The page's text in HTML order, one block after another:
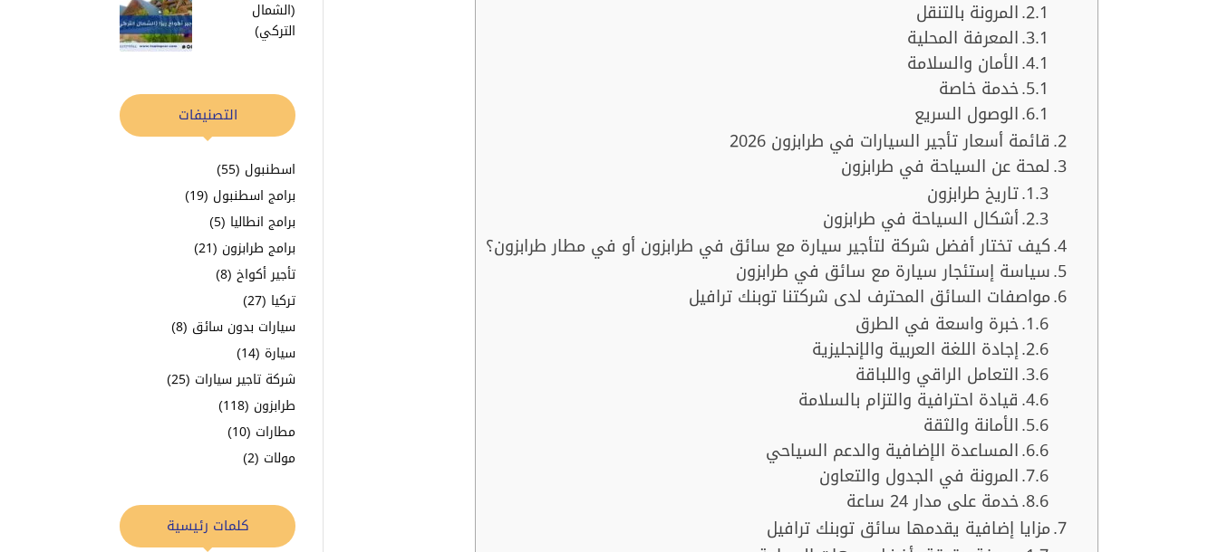
المرونة بالتنقل
المعرفة المحلية
الأمان والسلامة
خدمة خاصة
الوصول السريع
قائمة أسعار تأجير السيارات في طرابزون 2026
لمحة عن السياحة في طرابزون
تاريخ طرابزون
أشكال السياحة في طرابزون
كيف تختار أفضل شركة لتأجير سيارة مع سائق في طرابزون أو في مطار طرابزون؟
سياسة إستئجار سيارة مع سائق في طرابزون
مواصفات السائق المحترف لدى شركتنا توبنك ترافيل
خبرة واسعة في الطرق
إجادة اللغة العربية والإنجليزية
التعامل الراقي واللباقة
قيادة احترافية والتزام بالسلامة
الأمانة والثقة
المساعدة الإضافية والدعم السياحي
المرونة في الجدول والتعاون
خدمة على مدار 24 ساعة
مزايا إضافية يقدمها سائق توبنك ترافيل
(الشمال
التركي)
التصنيفات
اسطنبول (55)
برامج اسطنبول (19)
برامج انطاليا (5)
برامج طرابزون (21)
تأجير أكواخ (8)
تركيا (27)
سيارات بدون سائق (8)
سيارة (14)
شركة تاجير سيارات (25)
طرابزون (118)
مطارات (10)
مولات (2)
كلمات رئيسية